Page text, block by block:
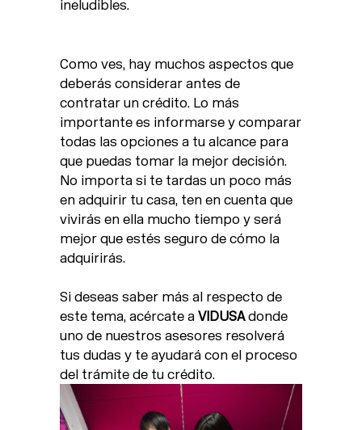
ineludibles.
Como ves, hay muchos aspectos que
deberás considerar antes de
contratar un crédito. Lo más
importante es informarse y comparar
todas las opciones a tu alcance para
que puedas tomar la mejor decisión.
No importa si te tardas un poco más
en adquirir tu casa, ten en cuenta que
vivirás en ella mucho tiempo y será
mejor que estés seguro de cómo la
adquirirás.
Si deseas saber más al respecto de
este tema, acércate a VIDUSAdonde
uno de nuestros asesores resolverá
tus dudas y te ayudará con el proceso
del trámite de tu crédito.